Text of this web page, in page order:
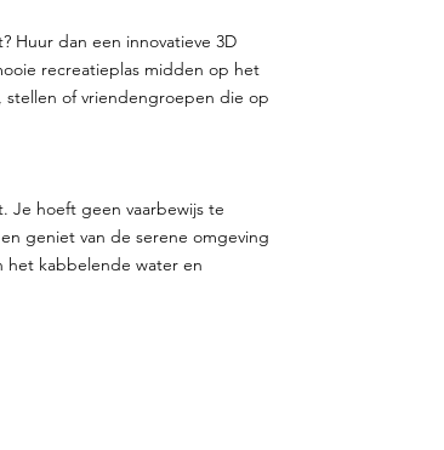
Huur dan een innovatieve 3D
recreatieplas midden op het
stellen of vriendengroepen die op
Je hoeft geen vaarbewijs te
geniet van de serene omgeving
het kabbelende water en